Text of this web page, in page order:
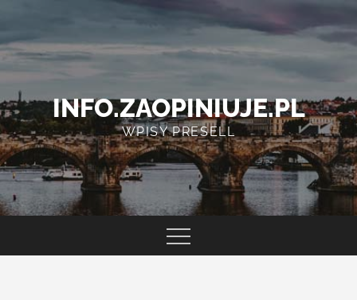
content
INFO.ZAOPINIUJE.PL
WPISY PRESELL